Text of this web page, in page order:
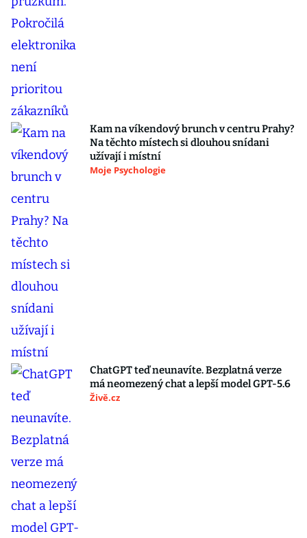
Kam na víkendový brunch v centru Prahy?
Na těchto místech si dlouhou snídani
užívají i místní
Moje Psychologie
ChatGPT teď neunavíte. Bezplatná verze
má neomezený chat a lepší model GPT-5.6
Živě.cz